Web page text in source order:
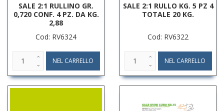
SALE 2:1 RULLINO GR.
0,720 CONF. 4 PZ. DA KG.
2,88
Cod: RV6324
SALE 2:1 RULLO KG. 5 PZ 4
TOTALE 20 KG.
Cod: RV6322